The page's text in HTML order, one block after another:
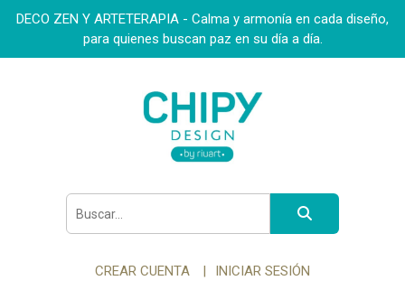
DECO ZEN Y ARTETERAPIA - Calma y armonía en cada diseño,
para quienes buscan paz en su día a día.
CREAR CUENTA INICIAR SESIÓN